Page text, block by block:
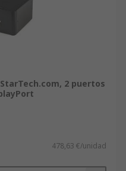
2 puertos
478,63 €/unidad